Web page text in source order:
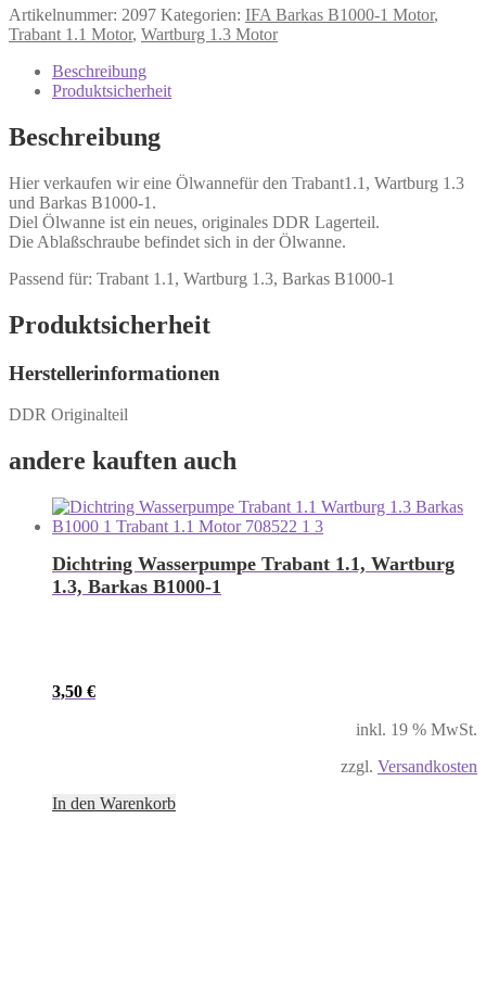
Artikelnummer: 2097 Kategorien: IFA Barkas B1000-1 Motor,
Trabant 1.1 Motor, Wartburg 1.3 Motor
Beschreibung
Produktsicherheit
Beschreibung
Hier verkaufen wir eine Ölwannefür den Trabant1.1, Wartburg 1.3
und Barkas B1000-1.
Diel Ölwanne ist ein neues, originales DDR Lagerteil.
Die Ablaßschraube befindet sich in der Ölwanne.
Passend für: Trabant 1.1, Wartburg 1.3, Barkas B1000-1
Produktsicherheit
Herstellerinformationen
DDR Originalteil
andere kauften auch
Dichtring Wasserpumpe Trabant 1.1, Wartburg
1.3, Barkas B1000-1
3,50 €
inkl. 19 % MwSt.
zzgl. Versandkosten
In den Warenkorb